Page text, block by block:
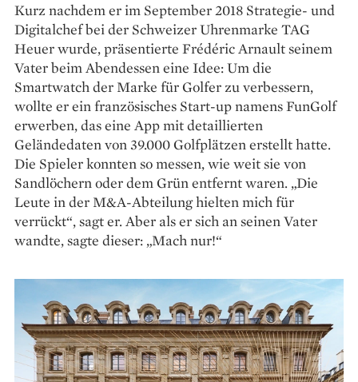
Kurz nachdem er im September 2018 Strategie- und
Digitalchef bei der Schweizer Uhrenmarke TAG
Heuer wurde, präsentierte Frédéric Arnault seinem
Vater beim Abendessen eine Idee: Um die
Smartwatch der Marke für Golfer zu verbessern,
wollte er ein französisches Start-up namens FunGolf
erwerben, das eine App mit detaillierten
Geländedaten von 39.000 Golfplätzen erstellt hatte.
Die Spieler konnten so messen, wie weit sie von
Sandlöchern oder dem Grün entfernt waren. „Die
Leute in der M&A-Abteilung hielten mich für
verrückt“, sagt er. Aber als er sich an seinen Vater
wandte, sagte dieser: „Mach nur!“